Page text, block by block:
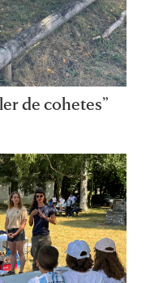
de cohetes”